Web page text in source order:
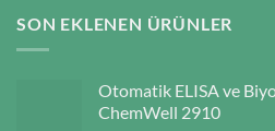
SON EKLENEN ÜRÜNLER
Otomatik ELISA ve
ChemWell 2910